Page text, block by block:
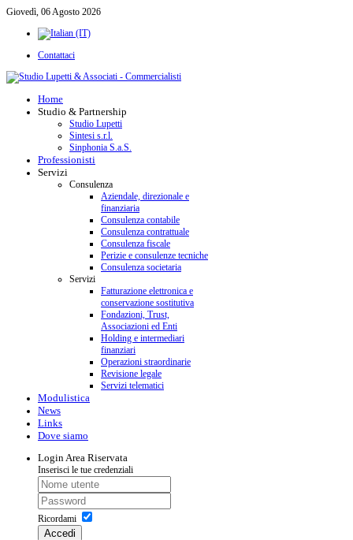
Giovedì, 06 Agosto 2026
Contattaci
Home
Studio & Partnership
Studio Lupetti
Sintesi s.r.l.
Sinphonia S.a.S.
Professionisti
Servizi
Consulenza
Aziendale, direzionale e
finanziaria
Consulenza contabile
Consulenza contrattuale
Consulenza fiscale
Perizie e consulenze tecniche
Consulenza societaria
Servizi
Fatturazione elettronica e
conservazione sostitutiva
Fondazioni, Trust,
Associazioni ed Enti
Holding e intermediari
finanziari
Operazioni straordinarie
Revisione legale
Servizi telematici
Modulistica
News
Links
Dove siamo
LoginArea Riservata
Inserisci le tue credenziali
Ricordami
Accedi